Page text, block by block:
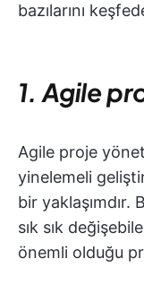
bazılarını
1. Agile
Agile proje
yinelemeli
bir
sık sık
önemli olduğu